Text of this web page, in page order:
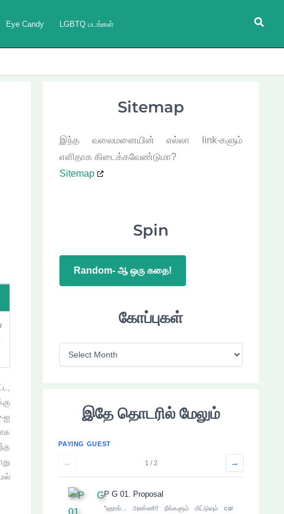
Eye Candy LGBTQ படங்கள்
ஐ
Sitemap
இந்த வலைமனையின் எல்லா link-களும்
எளிதாக கிடைக்கவேண்டுமா?
Sitemap
Spin
Random- ஆ ஒரு கதை!
கோப்புகள்
கோ
ப்
இதே தொடரில் மேலும்
PAYING GUEST
← 1 / 2 →
P G 01. Proposal
"ஹாங்... அண்ணி! நீங்களும் மிட்டுவும் car